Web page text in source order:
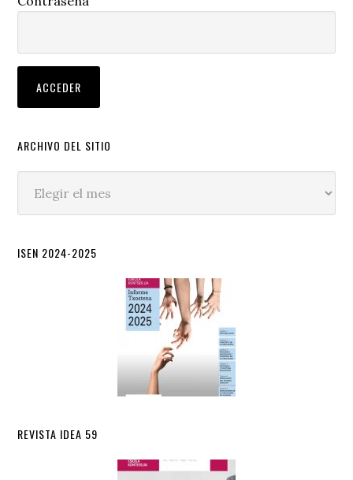
ARCHIVO DEL SITIO
del
ISEN 2024-2025
REVISTA IDEA 59